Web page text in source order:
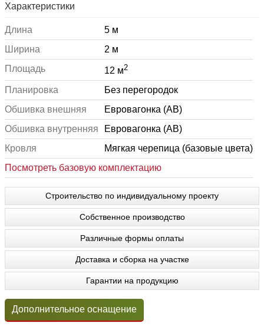
Характеристики
Длина
5 м
Ширина
2 м
Площадь
12 м2
Планировка
Без перегородок
Обшивка внешняя
Евровагонка (АВ)
Обшивка внутренняя
Евровагонка (АВ)
Кровля
Мягкая черепица (базовые цвета)
Посмотреть базовую комплектацию
Строительство по индивидуальному проекту
Собственное производство
Различные формы оплаты
Доставка и сборка на участке
Гарантии на продукцию
Дополнительное оснащение